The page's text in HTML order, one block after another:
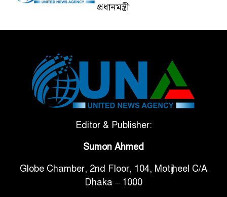
প্রধানমন্ত্রী
টানা ৩ ম্যাচে গোল ভিনির, ইতিহাস
বলছে বিশ্বকাপ জিতবে ব্রাজিল
সরকারি ৩শ কেজি বই বিক্রির
গাড়ি বিক্রির পর মালিকানা
পরিবর্তনে কঠোর নির্দেশনা
Editor & Publisher:
Sumon Ahmed
Globe Chamber, 2nd Floor, 104, Motijheel C/A
Dhaka – 1000